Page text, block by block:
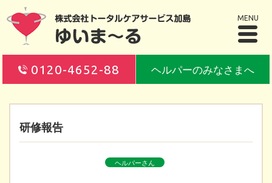
MENU
0120-4652-88 ヘルパーのみなさまへ
研修報告
ヘルパーさん